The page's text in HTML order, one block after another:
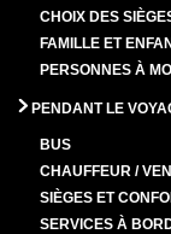
CHOIX DES
FAMILLE ET
PERSONNES À
PENDANT LE
BUS
CHAUFFEUR /
SIÈGES ET
SERVICES À